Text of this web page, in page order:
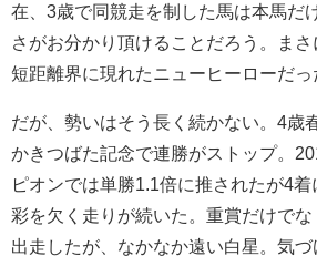
在、3歳で同競走を制した馬は本馬だ
さがお分かり頂けることだろう。まさ
短距離界に現れたニューヒーローだっ
だが、勢いはそう長く続かない。4歳
かきつばた記念で連勝がストップ。
ピオンでは単勝1.1倍に推されたが4
彩を欠く走りが続いた。重賞だけで
出走したが、なかなか遠い白星。気